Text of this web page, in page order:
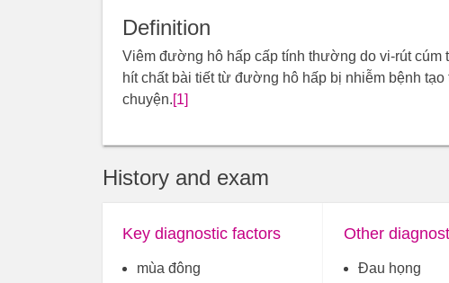
Definition
Viêm đường hô hấp cấp tính thường do vi-rút cúm
hít chất bài tiết từ đường hô hấp bị nhiễm bệnh
chuyện.[1]
History and exam
Key diagnostic factors
mùa đông
Other
Đau họng